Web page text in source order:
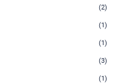
(2)
(1)
(1)
(3)
(1)